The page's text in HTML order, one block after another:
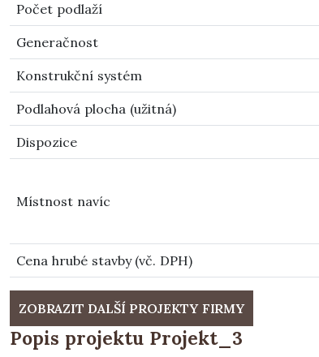
Počet podlaží
Generačnost
Konstrukční systém
Podlahová plocha (užitná)
Dispozice
Místnost navíc
Cena hrubé stavby (vč. DPH)
ZOBRAZIT DALŠÍ PROJEKTY FIRMY
Popis projektu Projekt_3